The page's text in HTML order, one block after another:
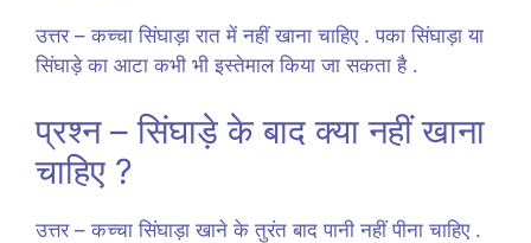
उत्तर – कच्चा सिंघाड़ा रात में नहीं खाना चाहिए . पका सिंघाड़ा या
सिंघाड़े का आटा कभी भी इस्तेमाल किया जा सकता है .
प्रश्न – सिंघाड़े के बाद क्या नहीं खाना
चाहिए ?
उत्तर – कच्चा सिंघाड़ा खाने के तुरंत बाद पानी नहीं पीना चाहिए .